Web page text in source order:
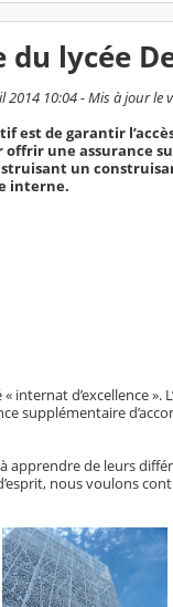
du lycée
10:04 - Mis à jour le
est de garantir
offrir une assurance
un
interne.
internat d’excellence ».
supplémentaire
apprendre de leurs
nous voulons